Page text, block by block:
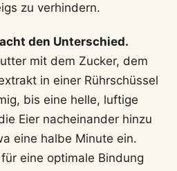
zu verhindern.
den Unterschied.
mit dem Zucker, dem
in einer Rührschüssel
bis eine helle, luftige
Eier nacheinander hinzu
eine halbe Minute ein.
eine optimale Bindung